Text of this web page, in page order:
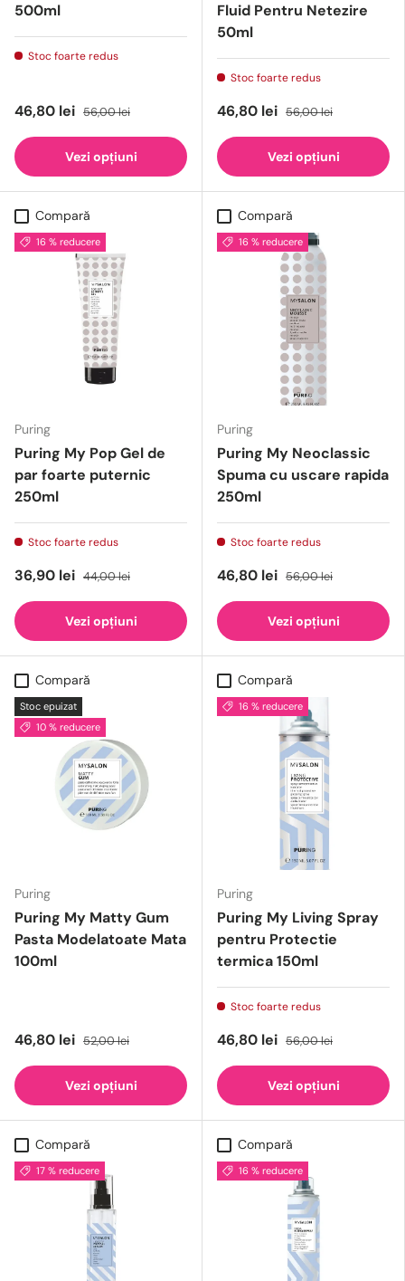
500ml
Stoc foarte redus
46,80 lei 56,00 lei
Vezi opțiuni
Fluid Pentru Netezire
50ml
Stoc foarte redus
46,80 lei 56,00 lei
Vezi opțiuni
Compară
16 % reducere
Puring
Puring My Pop Gel de
par foarte puternic
250ml
Stoc foarte redus
36,90 lei 44,00 lei
Vezi opțiuni
Compară
16 % reducere
Puring
Puring My Neoclassic
Spuma cu uscare rapida
250ml
Stoc foarte redus
46,80 lei 56,00 lei
Vezi opțiuni
Compară
Stoc epuizat
10 % reducere
Puring
Puring My Matty Gum
Pasta Modelatoate Mata
100ml
46,80 lei 52,00 lei
Vezi opțiuni
Compară
16 % reducere
Puring
Puring My Living Spray
pentru Protectie
termica 150ml
Stoc foarte redus
46,80 lei 56,00 lei
Vezi opțiuni
Compară
17 % reducere
Compară
16 % reducere